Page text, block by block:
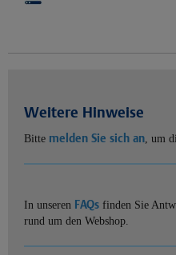
Weitere Hinweise
Bitte melden Sie sich an, um
In unseren FAQs finden Sie
rund um den Webshop.